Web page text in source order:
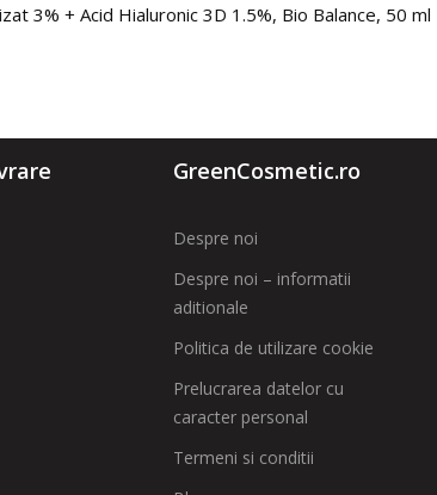
3% + Acid Hialuronic 3D 1.5%, Bio Balance, 50 ml
GreenCosmetic.ro
Despre noi
Despre noi – informatii
aditionale
Politica de utilizare cookie
Prelucrarea datelor cu
caracter personal
Termeni si conditii